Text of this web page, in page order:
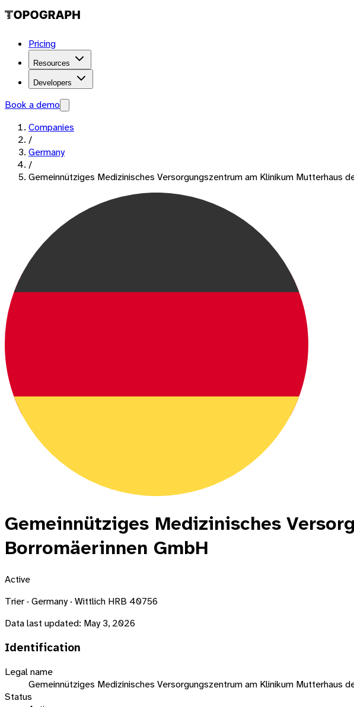
Pricing
Resources
Developers
Book a demo
Companies
/
Germany
/
Gemeinnütziges Medizinisches Versorgungszentrum am Klinikum Mutterhaus
Gemeinnütziges Medizinisches
Borromäerinnen GmbH
Active
Trier · Germany · Wittlich HRB 40756
Data last updated: May 3, 2026
Identification
Legal name
Gemeinnütziges Medizinisches Versorgungszentrum am Klinikum Mutterhaus
Status